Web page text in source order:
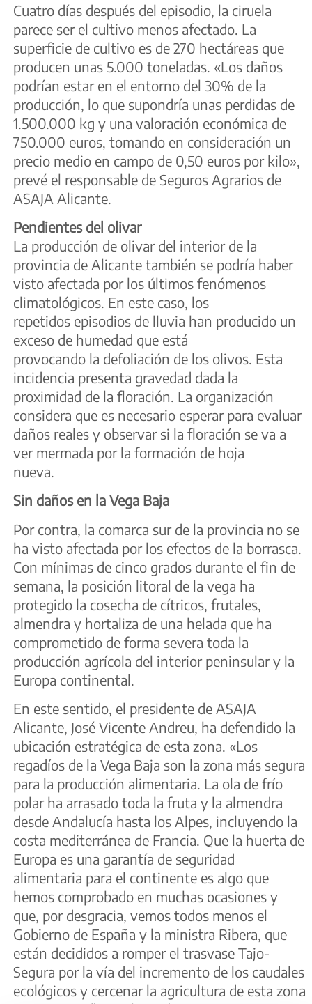
Cuatro días después del episodio, la ciruela
parece ser el cultivo menos afectado. La
superficie de cultivo es de 270 hectáreas que
producen unas 5.000 toneladas. «Los daños
podrían estar en el entorno del 30% de la
producción, lo que supondría unas perdidas de
1.500.000 kg y una valoración económica de
750.000 euros, tomando en consideración un
precio medio en campo de 0,50 euros por kilo»,
prevé el responsable de Seguros Agrarios de
ASAJA Alicante.
Pendientes del olivar
La producción de olivar del interior de la
provincia de Alicante también se podría haber
visto afectada por los últimos fenómenos
climatológicos. En este caso, los
repetidos episodios de lluvia han producido un
exceso de humedad que está
provocando la defoliación de los olivos. Esta
incidencia presenta gravedad dada la
proximidad de la floración. La organización
considera que es necesario esperar para evaluar
daños reales y observar si la floración se va a
ver mermada por la formación de hoja
nueva.
Sin daños en la Vega Baja
Por contra, la comarca sur de la provincia no se
ha visto afectada por los efectos de la borrasca.
Con mínimas de cinco grados durante el fin de
semana, la posición litoral de la vega ha
protegido la cosecha de cítricos, frutales,
almendra y hortaliza de una helada que ha
comprometido de forma severa toda la
producción agrícola del interior peninsular y la
Europa continental.
En este sentido, el presidente de ASAJA
Alicante, José Vicente Andreu, ha defendido la
ubicación estratégica de esta zona. «Los
regadíos de la Vega Baja son la zona más segura
para la producción alimentaria. La ola de frío
polar ha arrasado toda la fruta y la almendra
desde Andalucía hasta los Alpes, incluyendo la
costa mediterránea de Francia. Que la huerta de
Europa es una garantía de seguridad
alimentaria para el continente es algo que
hemos comprobado en muchas ocasiones y
que, por desgracia, vemos todos menos el
Gobierno de España y la ministra Ribera, que
están decididos a romper el trasvase Tajo-
Segura por la vía del incremento de los caudales
ecológicos y cercenar la agricultura de esta zona